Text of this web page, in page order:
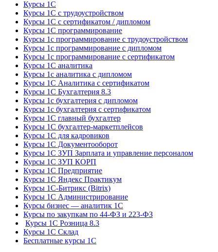
Курсы 1С
Курсы 1С с трудоустройством
Курсы 1С с сертификатом / дипломом
Курсы 1С программирование
Курсы 1с программирование с трудоустройством
Курсы 1с программирование с дипломом
Курсы 1с программирование с сертификатом
Курсы 1С аналитика
Курсы 1с аналитика с дипломом
Курсы 1С Аналитика с сертификатом
Курсы 1С Бухгалтерия 8.3
Курсы 1с бухгалтерия с дипломом
Курсы 1с бухгалтерия с сертификатом
Курсы 1С главный бухгалтер
Курсы 1С бухгалтер-маркетплейсов
Курсы 1С для кадровиков
Курсы 1С Документооборот
Курсы 1С ЗУП Зарплата и управление персоналом
Курсы 1С ЗУП КОРП
Курсы 1С Предприятие
Курсы 1С Яндекс Практикум
Курсы 1С-Битрикс (Bitrix)
Курсы 1С Администрирование
Курсы бизнес — аналитик 1С
Курсы по закупкам по 44‑ФЗ и 223‑ФЗ
Курсы 1С Розница 8.3
Курсы 1С Склад
Бесплатные курсы 1С